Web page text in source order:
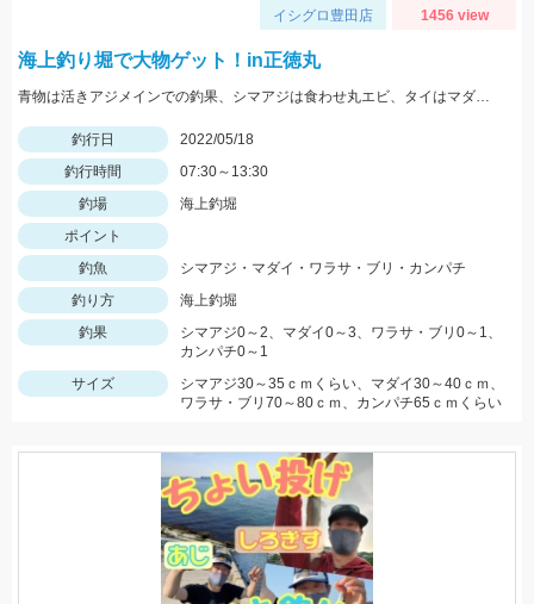
イシグロ豊田店 1456 view
海上釣り堀で大物ゲット！in正徳丸
青物は活きアジメインでの釣果、シマアジは食わせ丸エビ、タイはマダイイエローが効果的でした。
釣行日
2022/05/18
釣行時間
07:30～13:30
釣場
海上釣堀
ポイント
釣魚
シマアジ・マダイ・ワラサ・ブリ・カンパチ
釣り方
海上釣堀
釣果
シマアジ0～2、マダイ0～3、ワラサ・ブリ0～1、
カンパチ0～1
サイズ
シマアジ30～35ｃｍくらい、マダイ30～40ｃｍ、
ワラサ・ブリ70～80ｃｍ、カンパチ65ｃｍくらい